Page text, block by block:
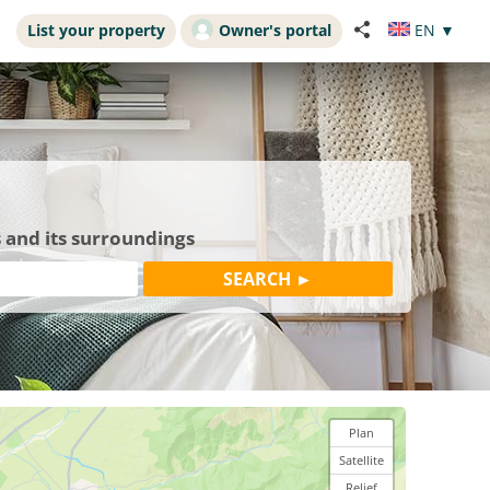
List your property Owner's portal EN ▼
and its surroundings
Plan
Satellite